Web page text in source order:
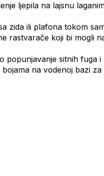
ljepila na lajsnu
zida ili plafona tokom
rastvarače koji bi mogli
sitnih fuga i
na vodenoj bazi